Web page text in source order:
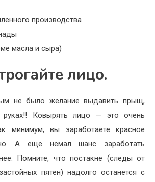
производства
масла и сыра)
лицо.
не было желание выдавить прыщ,
Ковырять лицо — это очень
минимум, вы заработаете красное
А еще немал шанс заработать
Помните, что постакне (следы от
пятен) надолго останется с